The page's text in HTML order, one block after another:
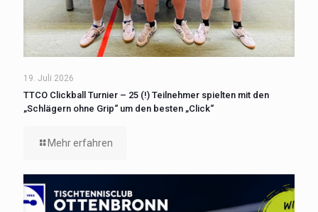
19. Juli 2026
TTCO Clickball Turnier – 25 (!) Teilnehmer spielten mit den
„Schlägern ohne Grip“ um den besten „Click“
Mehr erfahren